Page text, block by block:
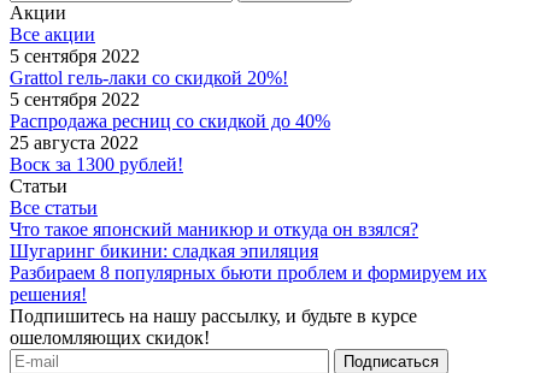
Акции
Все акции
5 сентября 2022
Grattol гель-лаки со скидкой 20%!
5 сентября 2022
Распродажа ресниц со скидкой до 40%
25 августа 2022
Воск за 1300 рублей!
Статьи
Все статьи
Что такое японский маникюр и откуда он взялся?
Шугаринг бикини: сладкая эпиляция
Разбираем 8 популярных бьюти проблем и формируем их
решения!
Подпишитесь на нашу рассылку, и будьте в курсе
ошеломляющих скидок!